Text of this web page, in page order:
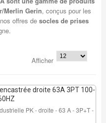
Merlin Gerin, conçus pour les
offres de socles de prises
Afficher
droite 63A 3PT 100-
PK - droite - 63 A - 3P+T -